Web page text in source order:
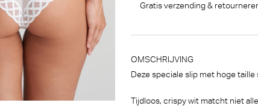
Marie Jo L'Aventure Seoul String (Wild Black)
Marie Jo L'Aventure
30% korting
34,90
Gratis verzending &
OMSCHRIJVING
Deze speciale slip met hoge
Tijdloos, crispy wit matcht niet